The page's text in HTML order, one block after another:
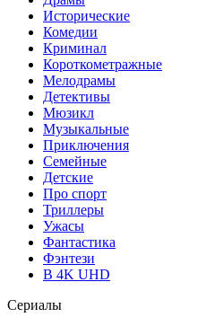
Исторические
Комедии
Криминал
Короткометражные
Мелодрамы
Детективы
Мюзикл
Музыкальные
Приключения
Семейные
Детские
Про спорт
Триллеры
Ужасы
Фантастика
Фэнтези
В 4K UHD
Сериалы